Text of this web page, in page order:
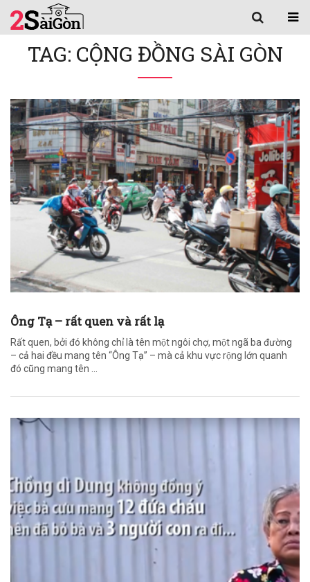
TAG: CỘNG ĐỒNG SÀI GÒN
Ông Tạ – rất quen và rất lạ
Rất quen, bởi đó không chỉ là tên một ngôi chợ, một ngã ba đường
– cả hai đều mang tên “Ông Tạ” – mà cả khu vực rộng lớn quanh
đó cũng mang tên ...